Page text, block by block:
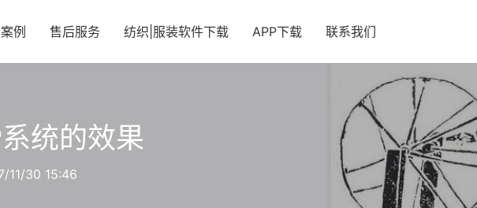
例 售后服务 纺织|服装软件下载 APP下载 联系我们
统的效果
11/30 15:46